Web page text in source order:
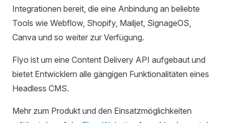
Integrationen bereit, die eine Anbindung an beliebte
Tools wie Webflow, Shopify, Mailjet, SignageOS,
Canva und so weiter zur Verfügung.
Flyo ist um eine Content Delivery API aufgebaut und
bietet Entwicklern alle gängigen Funktionalitäten eines
Headless CMS.
Mehr zum Produkt und den Einsatzmöglichkeiten